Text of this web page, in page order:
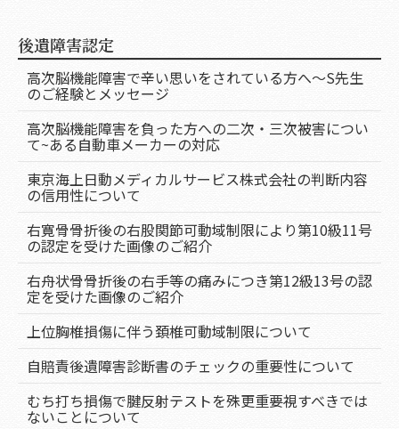
後遺障害認定
高次脳機能障害で辛い思いをされている方へ～S先生
のご経験とメッセージ
高次脳機能障害を負った方への二次・三次被害につい
て~ある自動車メーカーの対応
東京海上日動メディカルサービス株式会社の判断内容
の信用性について
右寛骨骨折後の右股関節可動域制限により第10級11号
の認定を受けた画像のご紹介
右舟状骨骨折後の右手等の痛みにつき第12級13号の認
定を受けた画像のご紹介
上位胸椎損傷に伴う頚椎可動域制限について
自賠責後遺障害診断書のチェックの重要性について
むち打ち損傷で腱反射テストを殊更重要視すべきでは
ないことについて